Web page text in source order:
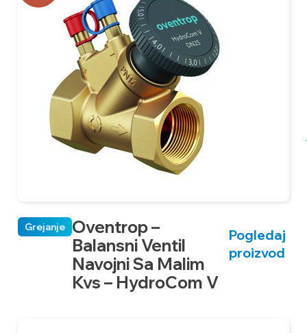
Oventrop –
Balansni Ventil
Navojni Sa Malim
Kvs – HydroCom V
Grejanje
Pogledaj
proizvod